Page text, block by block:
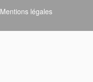
Mentions légales